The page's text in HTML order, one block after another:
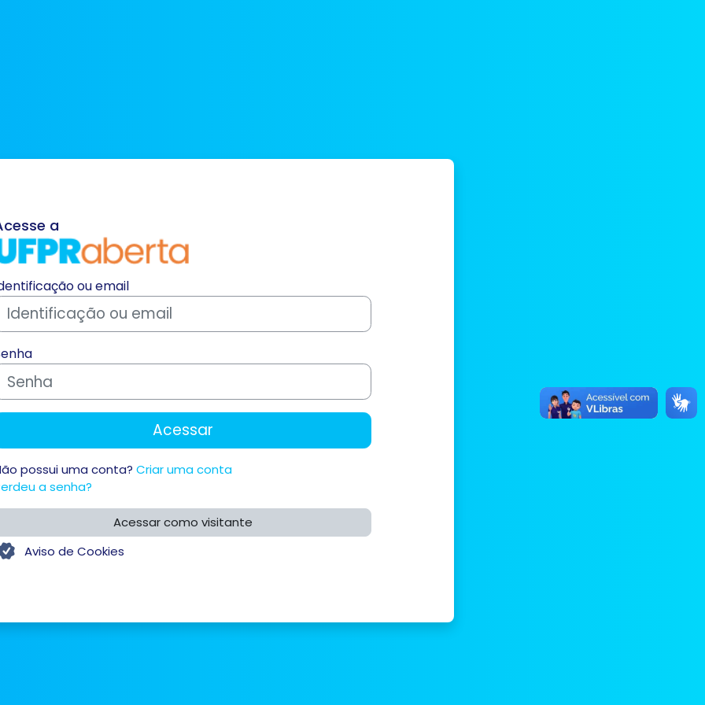
a
a UFPR Aberta
para criar nova conta
ou email
Acessar
possui uma conta?Criar uma conta
a senha?
Acessar como visitante
Aviso de Cookies